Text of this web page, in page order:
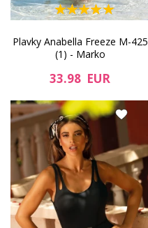
Plavky Anabella Freeze M-425
(1) - Marko
33.98 EUR